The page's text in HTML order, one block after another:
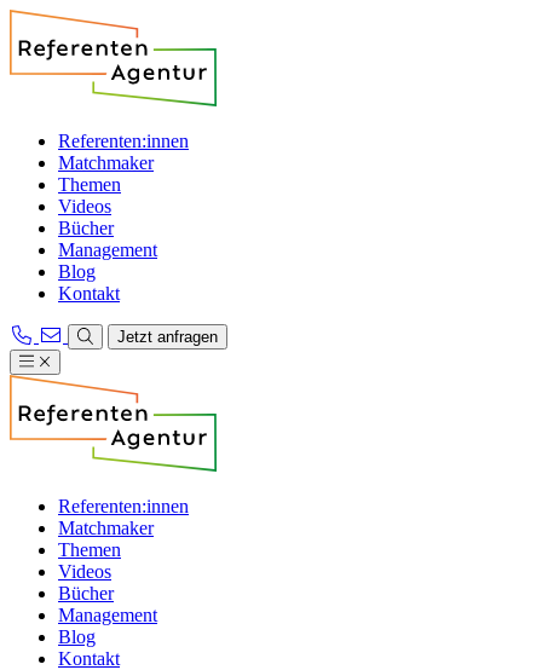
Referenten:innen
Matchmaker
Themen
Videos
Bücher
Management
Blog
Kontakt
Jetzt anfragen
Referenten:innen
Matchmaker
Themen
Videos
Bücher
Management
Blog
Kontakt